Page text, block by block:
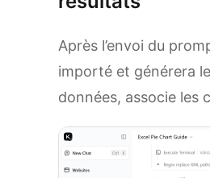
Après l’envoi du
importé et générera
données, associe les